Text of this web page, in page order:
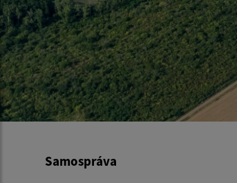
Samospráva